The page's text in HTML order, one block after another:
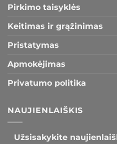
Pirkimo taisyklės
Keitimas ir grąžinimas
Pristatymas
Apmokėjimas
Privatumo politika
NAUJIENLAIŠKIS
Užsisakykite